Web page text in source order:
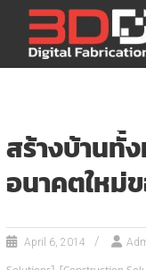
content
3DD DIGITAL
เครื่องพิมพ์3มิ
เลเซอร์
สร้างบ้านทั้
อนาคตใหม่
April 6, 2014